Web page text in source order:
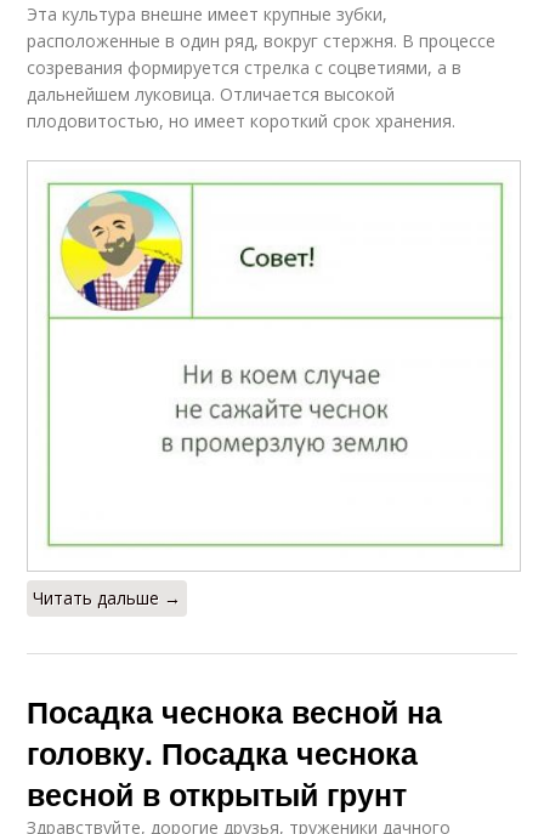
Эта культура внешне имеет крупные зубки,
расположенные в один ряд, вокруг стержня. В процессе
созревания формируется стрелка с соцветиями, а в
дальнейшем луковица. Отличается высокой
плодовитостью, но имеет короткий срок хранения.
Читать дальше →
Посадка чеснока весной на
головку. Посадка чеснока
весной в открытый грунт
Здравствуйте, дорогие друзья, труженики дачного